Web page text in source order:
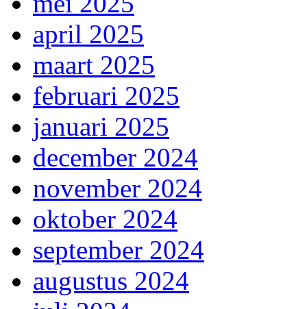
april 2025
maart 2025
februari 2025
januari 2025
december 2024
november 2024
oktober 2024
september 2024
augustus 2024